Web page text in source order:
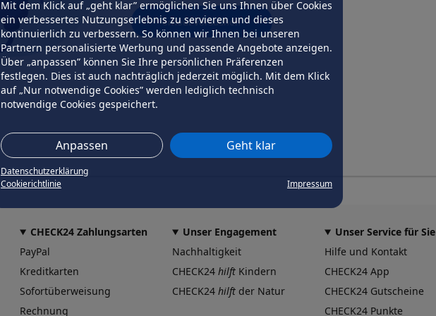
Mit dem Klick auf „geht klar” ermöglichen Sie uns Ihnen über Cookies
ein verbessertes Nutzungserlebnis zu servieren und dieses
kontinuierlich zu verbessern. So können wir Ihnen bei unseren
Partnern personalisierte Werbung und passende Angebote anzeigen.
Über „anpassen” können Sie Ihre persönlichen Präferenzen
festlegen. Dies ist auch nachträglich jederzeit möglich. Mit dem Klick
auf „Nur notwendige Cookies” werden lediglich technisch
notwendige Cookies gespeichert.
Anpassen Geht klar
Datenschutzerklärung
Cookierichtlinie
Impressum
erneut versuchen
CHECK24 Zahlungsarten
PayPal
Kreditkarten
Sofortüberweisung
Rechnung
Unser Engagement
Nachhaltigkeit
CHECK24 hilft Kindern
CHECK24 hilft der Natur
Unser Service für Sie
Hilfe und Kontakt
CHECK24 App
CHECK24 Gutscheine
CHECK24 Punkte